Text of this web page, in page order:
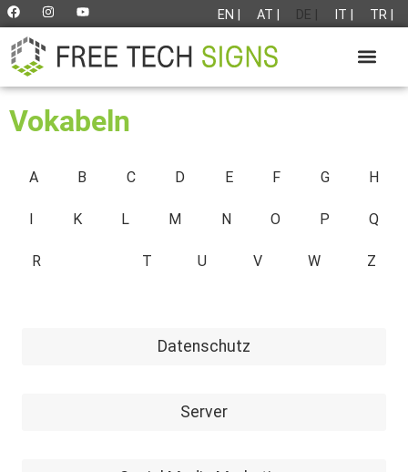
EN | AT | DE | IT | TR |
Vokabeln
A B C D E F G H
I K L M N O P Q
R T U V W Z
Datenschutz
Server